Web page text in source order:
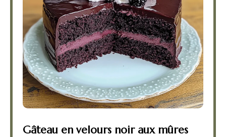
Gâteau en velours noir aux mûres